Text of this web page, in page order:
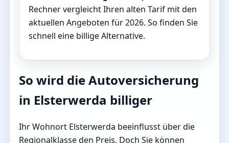
Rechner vergleicht Ihren alten Tarif mit den
aktuellen Angeboten für 2026. So finden Sie
schnell eine billige Alternative.
So wird die Autoversicherung
in Elsterwerda billiger
Ihr Wohnort Elsterwerda beeinflusst über die
Regionalklasse den Preis. Doch Sie können